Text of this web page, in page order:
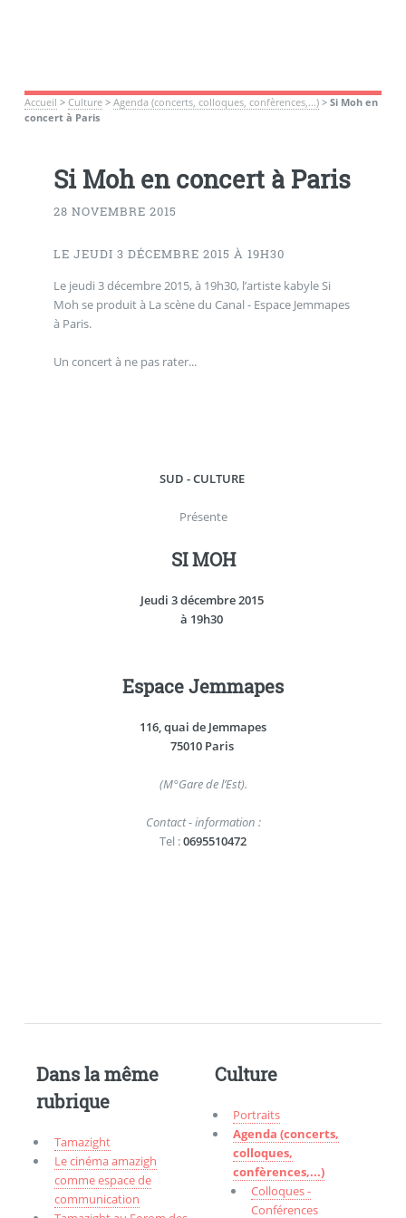
Accueil > Culture> Agenda (concerts, colloques, confèrences,...)> Si Moh en
concert à Paris
Si Moh en concert à Paris
28 NOVEMBRE 2015
LE JEUDI 3 DÉCEMBRE 2015 À 19H30
Le jeudi 3 décembre 2015, à 19h30, l’artiste kabyle Si
Moh se produit à La scène du Canal - Espace Jemmapes
à Paris.
Un concert à ne pas rater...
SUD - CULTURE
Présente
SI MOH
Jeudi 3 décembre 2015
à 19h30
Espace Jemmapes
116, quai de Jemmapes
75010 Paris
(M°Gare de l’Est).
Contact - information :
Tel :0695510472
Dans la même
rubrique
Tamazight
Le cinéma amazigh
comme espace de
communication
Culture
Portraits
Agenda (concerts,
colloques,
confèrences,...)
Colloques -
Conférences